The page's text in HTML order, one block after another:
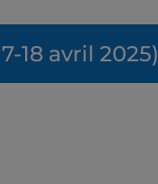
18 avril 2025)